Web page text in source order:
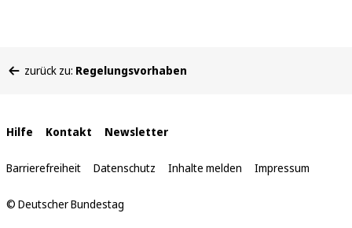
befinden
zurück zu: Regelungsvorhaben
Interne
Links
Hilfe Kontakt Newsletter
Barrierefreiheit Datenschutz Inhalte melden Impressum
© Deutscher Bundestag